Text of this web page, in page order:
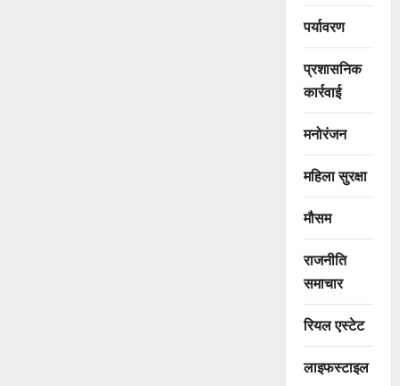
पर्यावरण
प्रशासनिक
कार्रवाई
मनोरंजन
महिला सुरक्षा
मौसम
राजनीति
समाचार
रियल एस्टेट
लाइफस्टाइल